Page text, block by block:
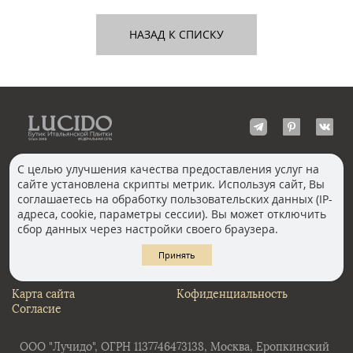
НАЗАД К СПИСКУ
КОНТАКТЫ
Москва, Пречистенка
Волгоград
Екатеринбург
Казань
Новосибирск
Санкт-Петербург
Карта сайта
Кофиденциальность
Согласие
ООО "Лучидо", ОГРН 1137746473138, Москва, Еропкинский
С целью улучшения качества предоставления услуг на
сайте установлена скрипты метрик. Используя сайт, Вы
соглашаетесь на обработку пользовательских данных (IP-
адреса, cookie, параметры сессии). Вы может отключить
сбор данных через настройки своего браузера.
Принять